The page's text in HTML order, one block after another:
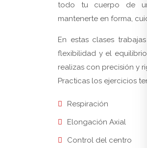
todo tu cuerpo de
mantenerte en forma,
En estas clases
flexibilidad y el
realizas con precisión y
Practicas los ejercicios
Respiración
Elongación Axial
Control del centro